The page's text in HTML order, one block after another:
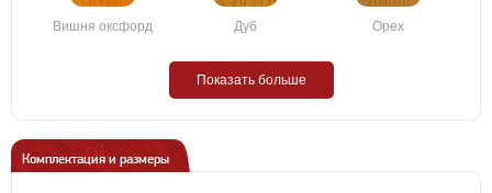
Вишня оксфорд Дуб Орех
Показать больше
Комплектация и размеры